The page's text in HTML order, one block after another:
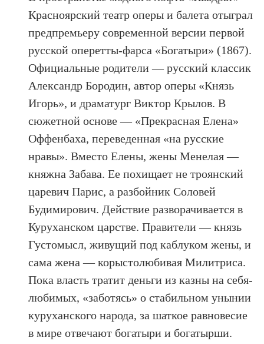
Красноярский театр оперы и балета отыграл
предпремьеру современной версии первой
русской оперетты-фарса «Богатыри» (1867).
Официальные родители — русский классик
Александр Бородин, автор оперы «Князь
Игорь», и драматург Виктор Крылов. В
сюжетной основе — «Прекрасная Елена»
Оффенбаха, переведенная «на русские
нравы». Вместо Елены, жены Менелая —
княжна Забава. Ее похищает не троянский
царевич Парис, а разбойник Соловей
Будимирович. Действие разворачивается в
Куруханском царстве. Правители — князь
Густомысл, живущий под каблуком жены, и
сама жена — корыстолюбивая Милитриса.
Пока власть тратит деньги из казны на себя-
любимых, «заботясь» о стабильном унынии
куруханского народа, за шаткое равновесие
в мире отвечают богатыри и богатырши.